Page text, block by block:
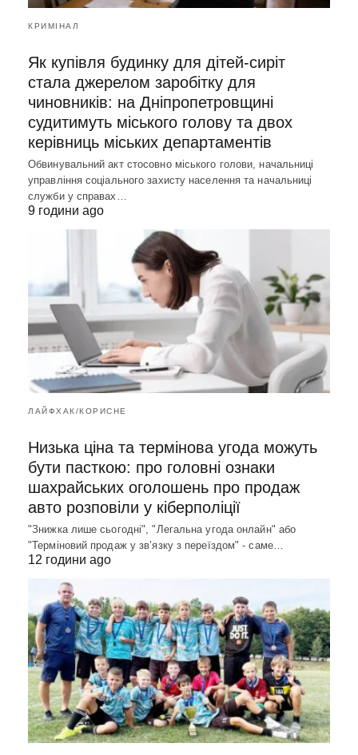
КРИМІНАЛ
Як купівля будинку для дітей-сиріт
стала джерелом заробітку для
чиновників: на Дніпропетровщині
судитимуть міського голову та двох
керівниць міських департаментів
Обвинувальний акт стосовно міського голови, начальниці
управління соціального захисту населення та начальниці
служби у справах…
9 години ago
ЛАЙФХАК/КОРИСНЕ
Низька ціна та термінова угода можуть
бути пасткою: про головні ознаки
шахрайських оголошень про продаж
авто розповіли у кіберполіції
"Знижка лише сьогодні", "Легальна угода онлайн" або
"Терміновий продаж у зв’язку з переїздом" - саме…
12 години ago